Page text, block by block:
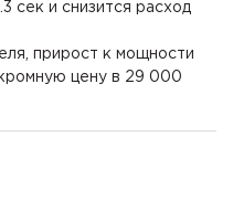
сек и снизится расход
прирост к мощности
цену в 29 000